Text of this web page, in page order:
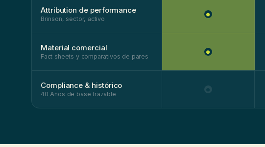
Attribution de performance
Brinson, sector, activo
●
Material comercial
Fact sheets y comparativos de pares
●
Compliance & histórico
40 Años de base trazable
●